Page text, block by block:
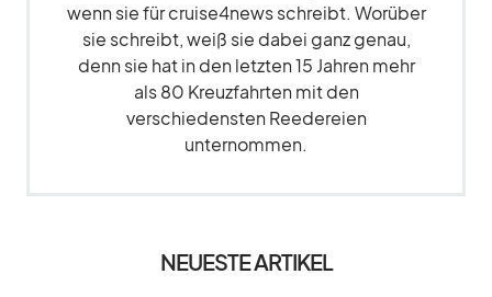
wenn sie für cruise4news schreibt. Worüber
sie schreibt, weiß sie dabei ganz genau,
denn sie hat in den letzten 15 Jahren mehr
als 80 Kreuzfahrten mit den
verschiedensten Reedereien
unternommen.
NEUESTE ARTIKEL